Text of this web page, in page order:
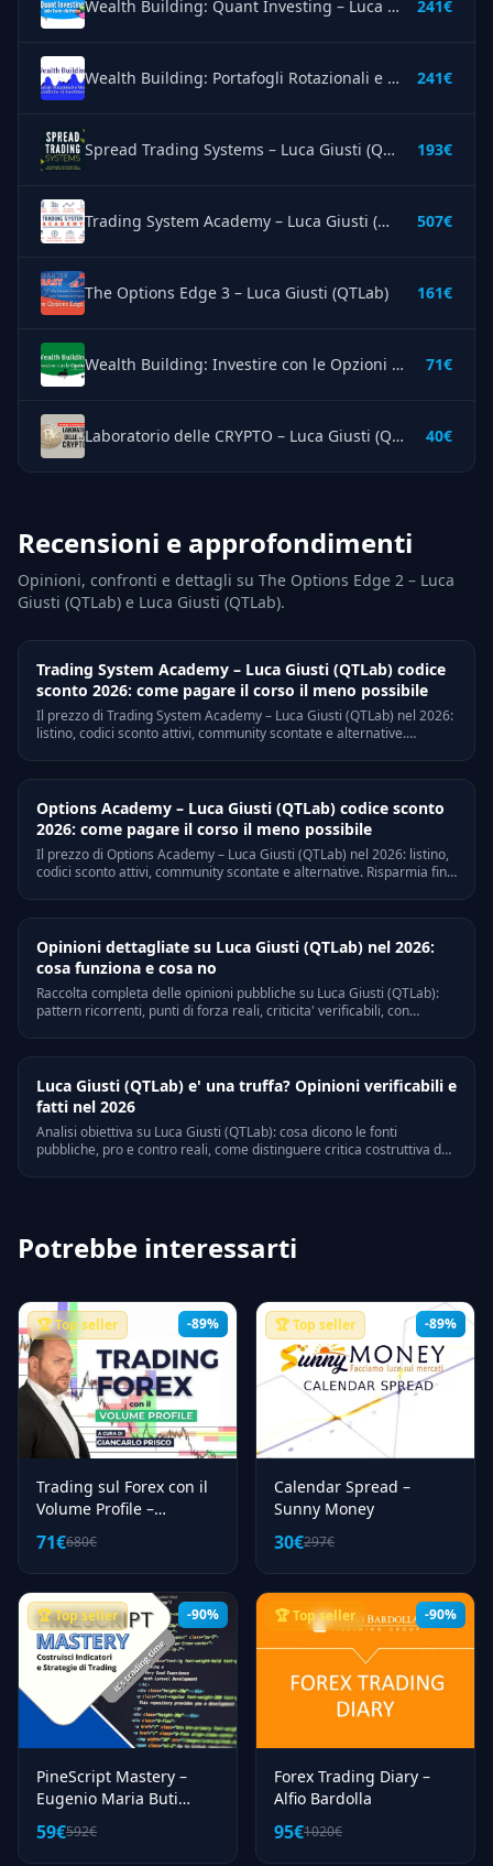
Wealth Building: Quant Investing – Luca Giusti (QTLab) 241€
Wealth Building: Portafogli Rotazionali e Modelli Quantitativi – Luca Giusti (QTLab) 241€
Spread Trading Systems – Luca Giusti (QTLab) 193€
Trading System Academy – Luca Giusti (QTLab) 507€
The Options Edge 3 – Luca Giusti (QTLab) 161€
Wealth Building: Investire con le Opzioni – Luca Giusti (QTLab) 71€
Laboratorio delle CRYPTO – Luca Giusti (QTLab) 40€
Recensioni e approfondimenti
Opinioni, confronti e dettagli su The Options Edge 2 – Luca
Giusti (QTLab) e Luca Giusti (QTLab).
Trading System Academy – Luca Giusti (QTLab) codice
sconto 2026: come pagare il corso il meno possibile
Il prezzo di Trading System Academy – Luca Giusti (QTLab) nel 2026:
listino, codici sconto attivi, community scontate e alternative.
Options Academy – Luca Giusti (QTLab) codice sconto
2026: come pagare il corso il meno possibile
Il prezzo di Options Academy – Luca Giusti (QTLab) nel 2026: listino,
codici sconto attivi, community scontate e alternative. Risparmia fino
Opinioni dettagliate su Luca Giusti (QTLab) nel 2026:
cosa funziona e cosa no
Raccolta completa delle opinioni pubbliche su Luca Giusti (QTLab):
pattern ricorrenti, punti di forza reali, criticita' verificabili, con
Luca Giusti (QTLab) e' una truffa? Opinioni verificabili e
fatti nel 2026
Analisi obiettiva su Luca Giusti (QTLab): cosa dicono le fonti
pubbliche, pro e contro reali, come distinguere critica costruttiva da
Potrebbe interessarti
-89%
🏆 Top seller
Trading sul Forex con il
Volume Profile –
(Investire.biz)
71€680€
-89%
🏆 Top seller
Calendar Spread –
Sunny Money
30€297€
-90%
🏆 Top seller
PineScript Mastery –
Eugenio Maria Buti
59€592€
-90%
🏆 Top seller
Forex Trading Diary –
Alfio Bardolla
95€1020€